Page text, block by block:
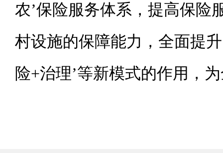
农’保险服务体系，提高保险
村设施的保障能力，全面提升
险+治理’等新模式的作用，